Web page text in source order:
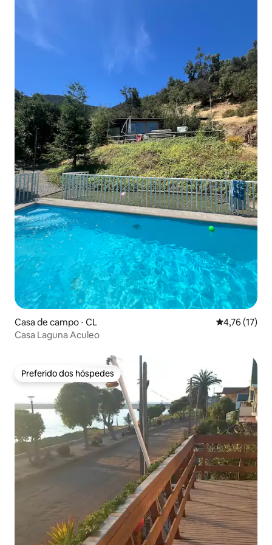
Casa de campo ⋅ CL 4,76 de uma
4,76 (17)
Casa Laguna Aculeo
Preferido dos hóspedes
Preferido dos hóspedes